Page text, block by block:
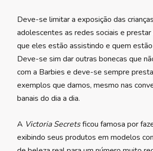
Deve-se limitar a exposição das
adolescentes as redes sociais e prestar
que eles estão assistindo e quem
Deve-se sim dar outras bonecas que
com a Barbies e deve-se sempre
exemplos que damos, mesmo nas
banais do dia a dia.
A Victoria Secretsficou famosa por
exibindo seus produtos em modelos